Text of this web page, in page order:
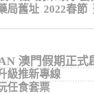
局舊址 2022春節
澳門假期正式
級推新專線
任食套票